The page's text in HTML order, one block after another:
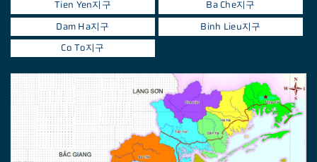
Tien Yen지구
Ba Che지구
Dam Ha지구
Binh Lieu지구
Co To지구